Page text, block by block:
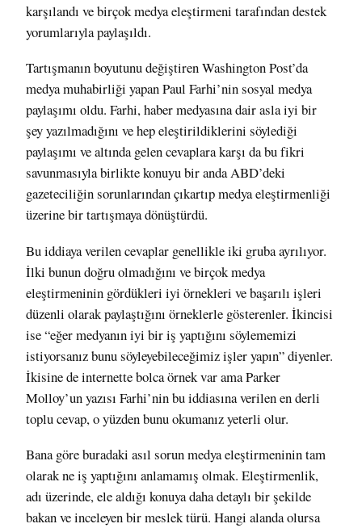
karşılandı ve birçok medya eleştirmeni tarafından destek
yorumlarıyla paylaşıldı.
Tartışmanın boyutunu değiştiren Washington Post’da
medya muhabirliği yapanPaul Farhi’nin sosyal medya
paylaşımı oldu. Farhi, haber medyasına dair asla iyi bir
şey yazılmadığını ve hep eleştirildiklerini söylediği
paylaşımı ve altında gelen cevaplara karşı da bu fikri
savunmasıyla birlikte konuyu bir anda ABD’deki
gazeteciliğin sorunlarından çıkartıp medya eleştirmenliği
üzerine bir tartışmaya dönüştürdü.
Bu iddiaya verilen cevaplar genellikle iki gruba ayrılıyor.
İlki bunun doğru olmadığını ve birçok medya
eleştirmeninin gördükleri iyi örnekleri ve başarılı işleri
düzenli olarak paylaştığını örneklerle gösterenler. İkincisi
ise “eğer medyanın iyi bir iş yaptığını söylememizi
istiyorsanız bunu söyleyebileceğimiz işler yapın” diyenler.
İkisine de internette bolca örnek var amaParker
Molloy’un yazısı Farhi’nin bu iddiasına verilen en derli
toplu cevap, o yüzden bunu okumanız yeterli olur.
Bana göre buradaki asıl sorun medya eleştirmeninintam
olarak ne iş yaptığını anlamamış olmak. Eleştirmenlik,
adı üzerinde, ele aldığı konuya daha detaylı bir şekilde
bakan ve inceleyen bir meslek türü. Hangi alanda olursa